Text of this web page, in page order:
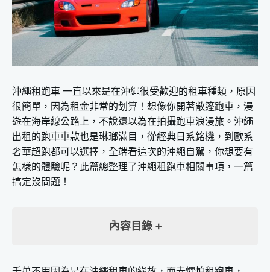
沖繩租跑車 一直以來是在沖繩很受歡迎的租車種類，原因
很簡單，因為租金非常的划算！想像你開著敞篷跑車，漫
遊在海岸線公路上，不說還以為在拍攝跑車浪漫旅。沖繩
出租的跑車車款也是琳瑯滿目，從經典日系銘機，到歐系
奢華超跑都可以選擇，全端看這次的沖繩自駕，你想要有
怎樣的體驗呢？此篇總整理了沖繩租跑車相關事項，一篇
搞定沒問題！
內容目錄